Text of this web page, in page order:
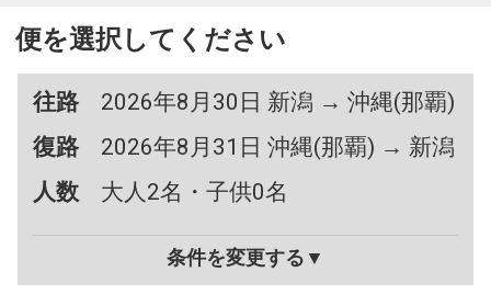
便を選択してください
往路
2026年8月30日 新潟 → 沖縄(那覇)
復路
2026年8月31日 沖縄(那覇) → 新潟
人数
大人2名・子供0名
条件を変更する▼